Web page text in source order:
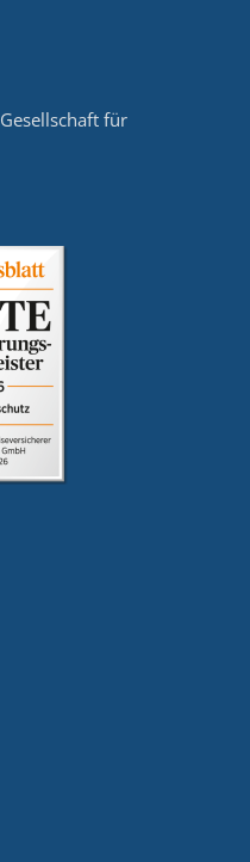
Gesellschaft für